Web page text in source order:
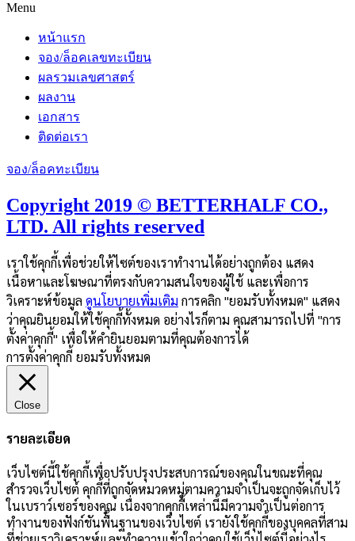
Menu
หน้าแรก
จอง/ล็อคเลขทะเบียน
ผลรวมเลขศาสตร์
ผลงาน
เอกสาร
ติดต่อเรา
จอง/ล็อคทะเบียน
Copyright 2019 © BETTERHALF CO.,
LTD. All rights reserved
เราใช้คุกกี้เพื่อช่วยให้ไซต์ของเราทำงานได้อย่างถูกต้อง แสดง
เนื้อหาและโฆษณาที่ตรงกับความสนใจของผู้ใช้ และเพื่อการ
วิเคราะห์ข้อมูล ดูนโยบายเพิ่มเติม การคลิก "ยอมรับทั้งหมด" แสดง
ว่าคุณยินยอมให้ใช้คุกกี้ทั้งหมด อย่างไรก็ตาม คุณสามารถไปที่ "การ
ตั้งค่าคุกกี้" เพื่อให้คำยินยอมตามที่คุณต้องการได้
การตั้งค่าคุกกี้ ยอมรับทั้งหมด
Close
รายละเอียด
เว็บไซต์นี้ใช้คุกกี้เพื่อปรับปรุงประสบการณ์ของคุณในขณะที่คุณ
สำรวจเว็บไซต์ คุกกี้ที่ถูกจัดหมวดหมู่ตามความจำเป็นจะถูกจัดเก็บไว้
ในเบราว์เซอร์ของคุณ เนื่องจากคุกกี้เหล่านี้มีความจำเป็นต่อการ
ทำงานของฟังก์ชันพื้นฐานของเว็บไซต์ เรายังใช้คุกกี้ของบุคคลที่สาม